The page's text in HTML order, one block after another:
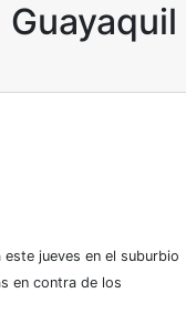
jueves en el suburbio
en contra de los